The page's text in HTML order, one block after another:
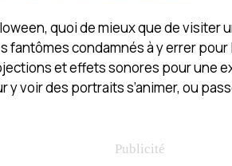
quoi de mieux que de visiter
fantômes condamnés à y errer
et effets sonores pour une
y voir des portraits s’animer, ou